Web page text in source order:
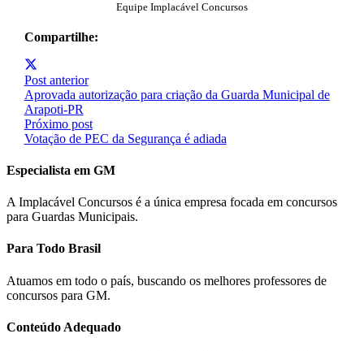
Equipe Implacável Concursos
Compartilhe:
Post anterior
Aprovada autorização para criação da Guarda Municipal de
Arapoti-PR
Próximo post
Votação de PEC da Segurança é adiada
Especialista em GM
A Implacável Concursos é a única empresa focada em concursos
para Guardas Municipais.
Para Todo Brasil
Atuamos em todo o país, buscando os melhores professores de
concursos para GM.
Conteúdo Adequado